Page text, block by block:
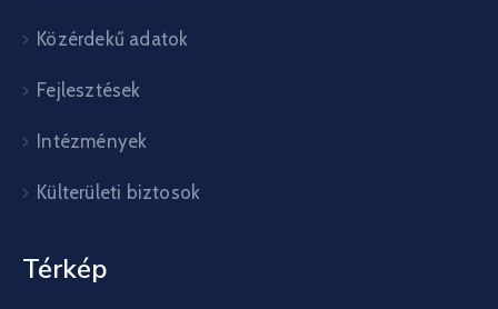
Közérdekű adatok
Fejlesztések
Intézmények
Külterületi biztosok
Térkép